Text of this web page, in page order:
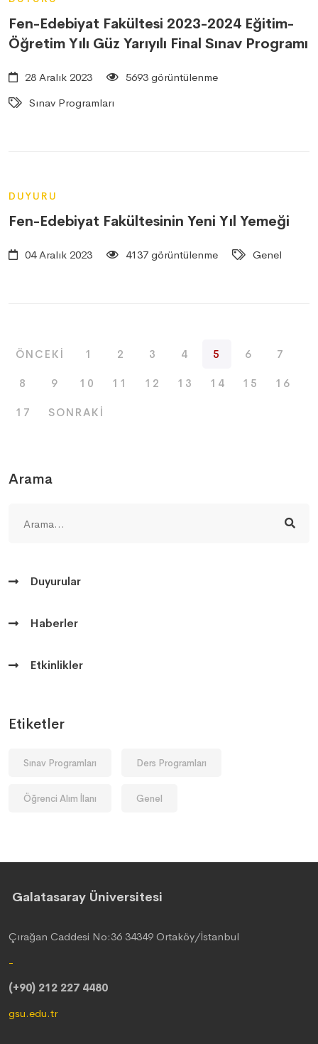
Arama
Duyurular
Haberler
Etkinlikler
Etiketler
Sınav Programları Ders Programları
Öğrenci Alım İlanı Genel
Fen-Edebiyat Fakültesi 2023-2024 Eğitim-
Öğretim Yılı Güz Yarıyılı Final Sınav Programı
28 Aralık 2023
5693 görüntülenme
Sınav Programları
DUYURU
Fen-Edebiyat Fakültesinin Yeni Yıl Yemeği
04 Aralık 2023 4137 görüntülenme Genel
ÖNCEKI 1 2 3 4 5 6 7
8 9 10 11 12 13 14 15 16
17 SONRAKI
Galatasaray Üniversitesi
Çırağan Caddesi No:36 34349 Ortaköy/İstanbul
-
(+90) 212 227 4480
gsu.edu.tr